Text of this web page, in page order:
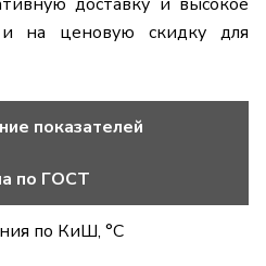
доставку и высокое
и на ценовую скидку для
показателей
по ГОСТ
по КиШ, °С